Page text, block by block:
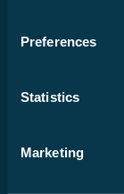
Preferences
Statistics
Marketing